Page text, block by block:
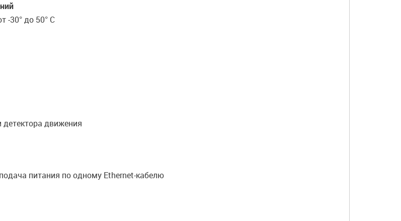
-30° до 50° C
движения
питания по одному Ethernet-кабелю